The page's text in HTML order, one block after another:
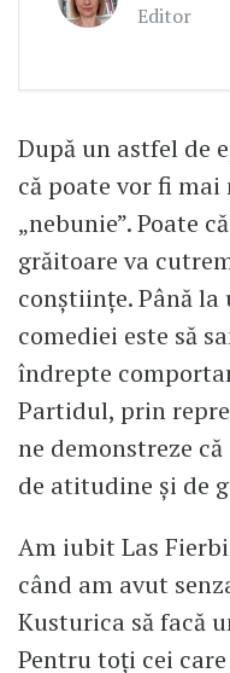
Editor
După un astfel de
că poate vor fi
„nebunie”. Poate
grăitoare va
conștiințe. Până
comediei este să
îndrepte
Partidul, prin
ne demonstreze
de atitudine și de
Am iubit Las
când am avut
Kusturica să facă
Pentru toți cei